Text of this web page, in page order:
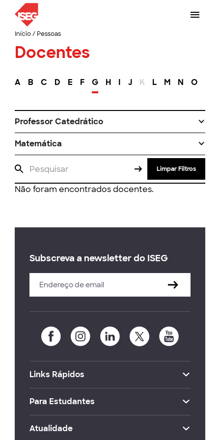
Início/ Pessoas
Docentes
A B C D E F G H I J K L M N O
Professor Catedrático
Matemática
Limpar Filtros
Não foram encontrados docentes.
Subscreva a newsletter do ISEG
Links Rápidos
Para Estudantes
Atualidade